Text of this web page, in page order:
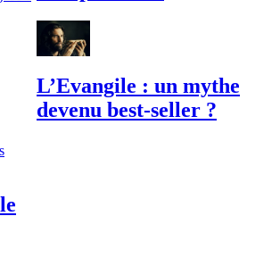
L’Evangile : un mythe
devenu best-seller ?